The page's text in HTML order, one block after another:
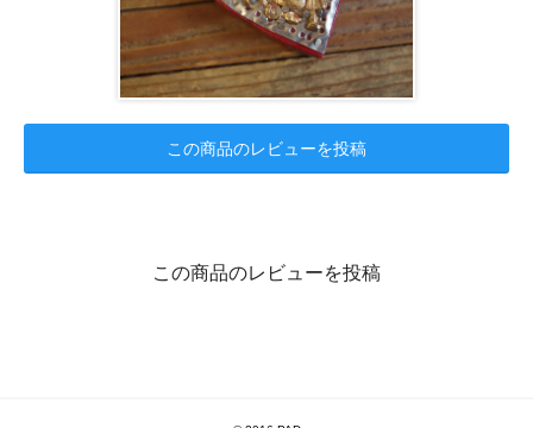
この商品のレビューを投稿
この商品のレビューを投稿